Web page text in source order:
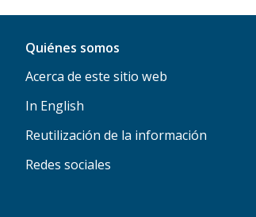
Quiénes somos
Acerca de este sitio web
In English
Reutilización de la información
Redes sociales